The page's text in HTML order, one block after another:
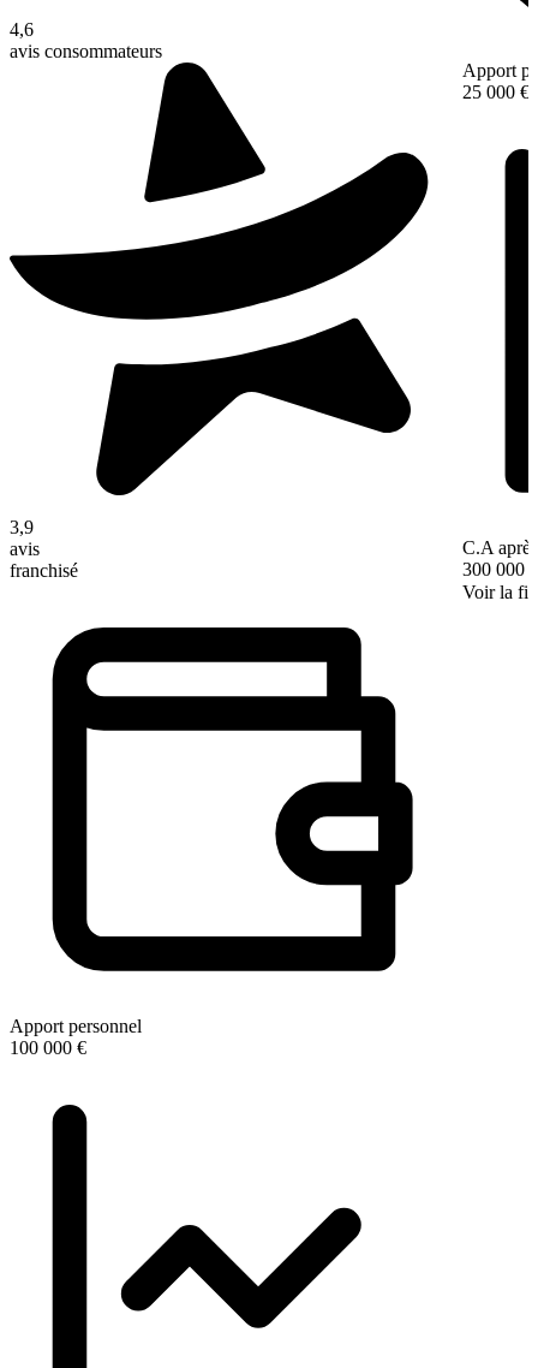
4,6
avis consommateurs
3,9
avis
franchisé
Apport personnel
100 000 €
Apport
25 000 €
C.A
300 000 €
Voir la